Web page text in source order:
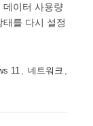
데이터 사용량
를 다시 설정
11 네트워크